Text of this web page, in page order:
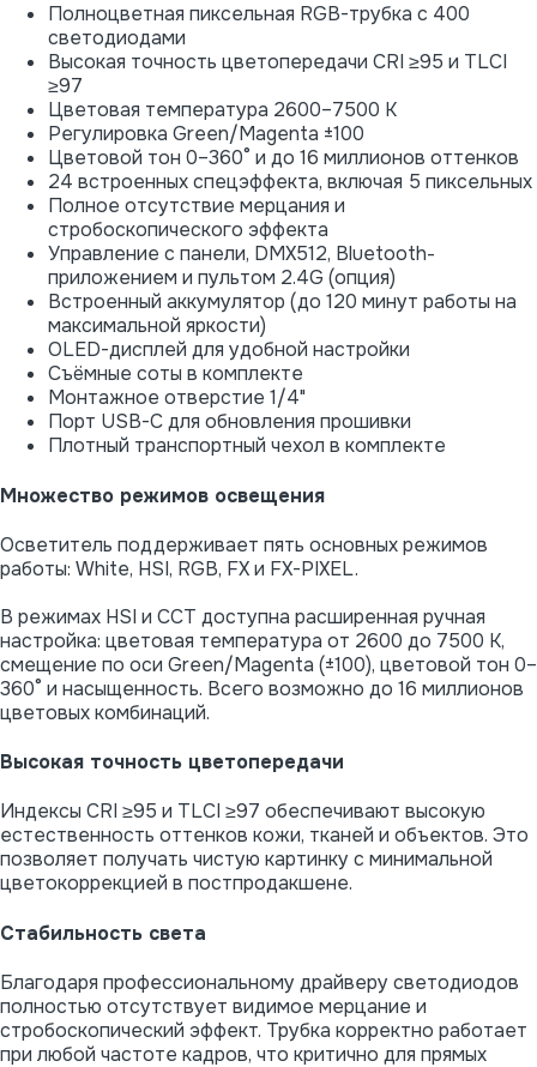
Полноцветная пиксельная RGB-трубка с 400
светодиодами
Высокая точность цветопередачи CRI ≥95 и TLCI
≥97
Цветовая температура 2600–7500 K
Регулировка Green/Magenta ±100
Цветовой тон 0–360° и до 16 миллионов оттенков
24 встроенных спецэффекта, включая 5 пиксельных
Полное отсутствие мерцания и
стробоскопического эффекта
Управление с панели, DMX512, Bluetooth-
приложением и пультом 2.4G (опция)
Встроенный аккумулятор (до 120 минут работы на
максимальной яркости)
OLED-дисплей для удобной настройки
Съёмные соты в комплекте
Монтажное отверстие 1/4"
Порт USB-C для обновления прошивки
Плотный транспортный чехол в комплекте
Множество режимов освещения
Осветитель поддерживает пять основных режимов
работы: White, HSI, RGB, FX и FX-PIXEL.
В режимах HSI и CCT доступна расширенная ручная
настройка: цветовая температура от 2600 до 7500 K,
смещение по оси Green/Magenta (±100), цветовой тон 0–
360° и насыщенность. Всего возможно до 16 миллионов
цветовых комбинаций.
Высокая точность цветопередачи
Индексы CRI ≥95 и TLCI ≥97 обеспечивают высокую
естественность оттенков кожи, тканей и объектов. Это
позволяет получать чистую картинку с минимальной
цветокоррекцией в постпродакшене.
Стабильность света
Благодаря профессиональному драйверу светодиодов
полностью отсутствует видимое мерцание и
стробоскопический эффект. Трубка корректно работает
при любой частоте кадров, что критично для прямых